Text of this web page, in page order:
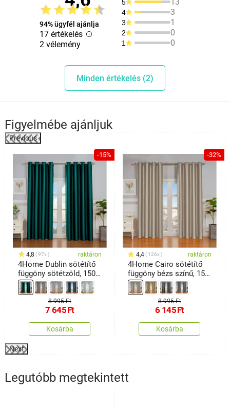
94% ügyfél ajánlja
17 értékelés
2 vélemény
5
4 3
3 1
2 0
1 0
Minden értékelés (2)
Figyelmébe ajánljuk
Previous
-15%
4,8 97x raktáron
4Home Dublin sötétítő
függöny sötétzöld, 150 x
250 cm
8 995 Ft
7 645Ft
Kosárba
-32%
4,4 126x raktáron
4Home Cairo sötétítő
függöny bézs színű, 150
x 250 cm
8 995 Ft
6 145Ft
Kosárba
Next
Legutóbb megtekintett